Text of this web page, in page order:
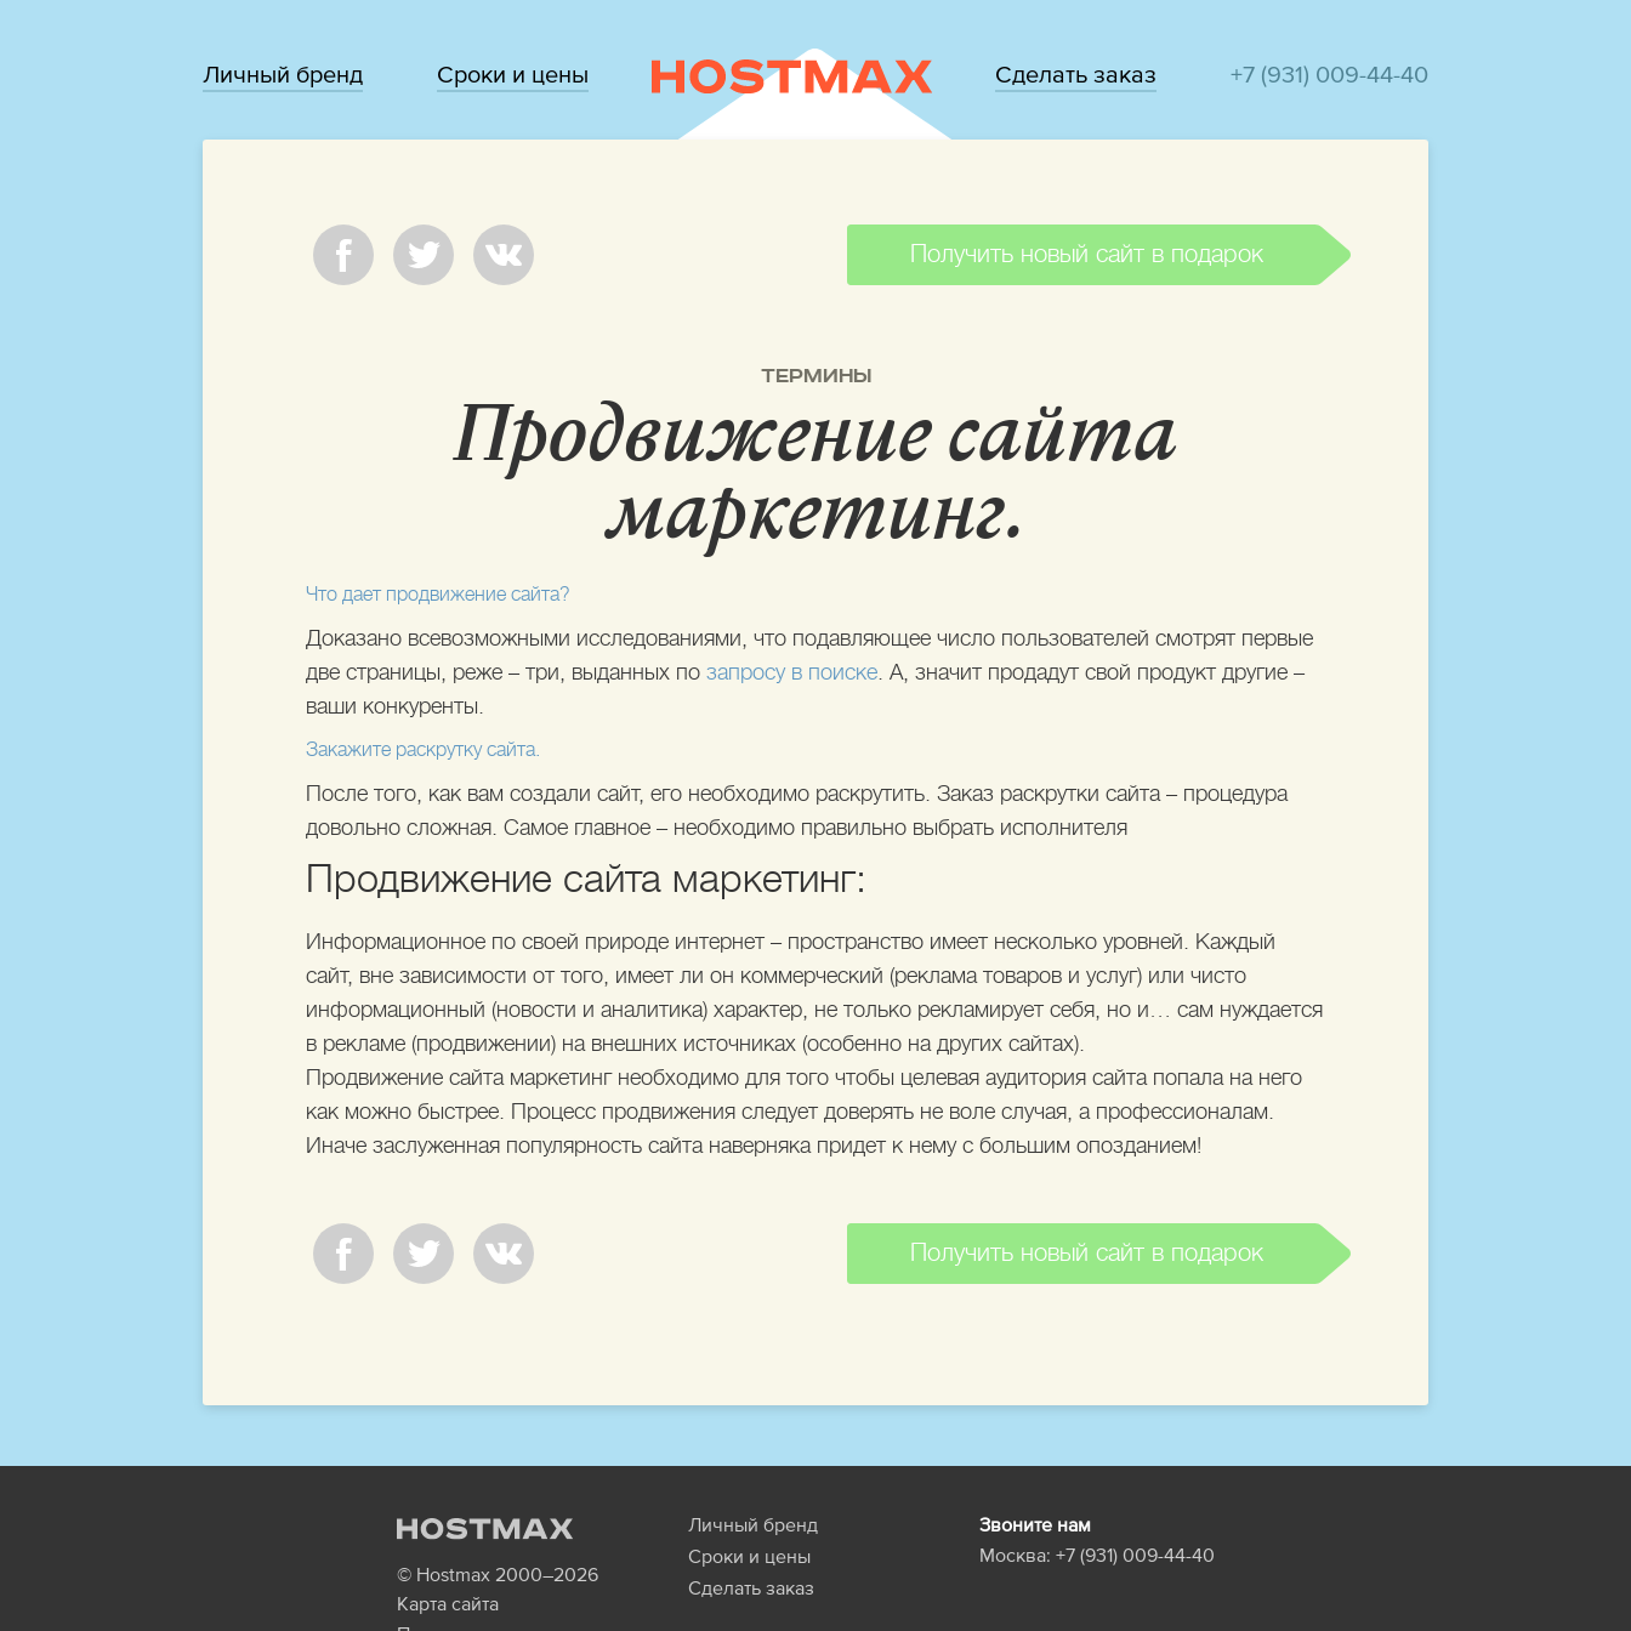
Личный бренд Сроки и цены Сделать заказ +7 (931) 009-44-40
Получить новый сайт в подарок
ТЕРМИНЫ
Продвижение сайта
маркетинг.
Что дает продвижение сайта?
Доказано всевозможными исследованиями, что подавляющее число пользователей смотрят первые
две страницы, реже – три, выданных по запросу в поиске. А, значит продадут свой продукт другие –
ваши конкуренты.
Закажите раскрутку сайта.
После того, как вам создали сайт, его необходимо раскрутить. Заказ раскрутки сайта – процедура
довольно сложная. Самое главное – необходимо правильно выбрать исполнителя
Продвижение сайта маркетинг:
Информационное по своей природе интернет – пространство имеет несколько уровней. Каждый
сайт, вне зависимости от того, имеет ли он коммерческий (реклама товаров и услуг) или чисто
информационный (новости и аналитика) характер, не только рекламирует себя, но и… сам нуждается
в рекламе (продвижении) на внешних источниках (особенно на других сайтах).
Продвижение сайта маркетинг необходимо для того чтобы целевая аудитория сайта попала на него
как можно быстрее. Процесс продвижения следует доверять не воле случая, а профессионалам.
Иначе заслуженная популярность сайта наверняка придет к нему с большим опозданием!
Получить новый сайт в подарок
© Hostmax 2000–2026
Карта сайта
Личный бренд
Сроки и цены
Сделать заказ
Звоните нам
Москва: +7 (931) 009-44-40